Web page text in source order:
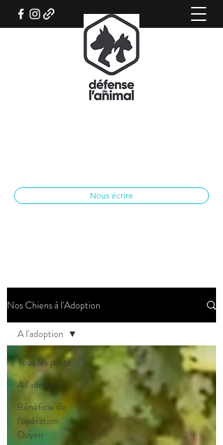
REFUGE CANIN DE SISTERON
Association qui œuvre pour le bien-être
Nous écrire
Nos Chiens à l'Adoption
Tous les posts
A l'adoption
Bénéficie de
l'opération
Doyen
A l'adoption